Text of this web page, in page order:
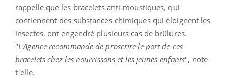
rappelle que les bracelets anti-moustiques, qui
contiennent des substances chimiques qui éloignent les
insectes, ont engendré plusieurs cas de brûlures.
"L'Agence recommande de proscrire le port de ces
bracelets chez les nourrissons et les jeunes enfants", note-
t-elle.